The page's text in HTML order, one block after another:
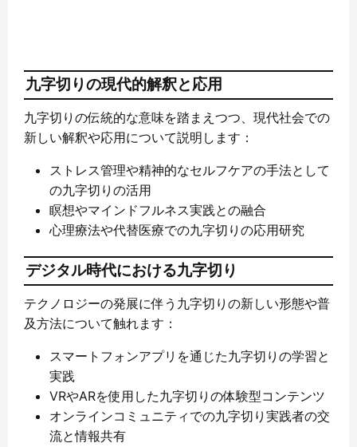
九字切りの現代的解釈と応用
九字切りの伝統的な意味を踏まえつつ、現代社会での
新しい解釈や応用について説明します：
ストレス管理や精神的なセルフケアの手法として
の九字切りの活用
瞑想やマインドフルネス実践との融合
心理療法や代替医療での九字切りの応用研究
デジタル時代における九字切り
テクノロジーの発展に伴う九字切りの新しい形態や普
及方法について触れます：
スマートフォンアプリを通じた九字切りの学習と
実践
VRやARを使用した九字切りの体験型コンテンツ
オンラインコミュニティでの九字切り実践者の交
流と情報共有